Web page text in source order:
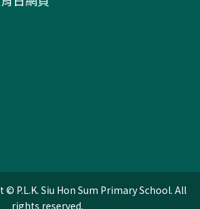
P.L.K. Siu Hon Sum Primary School. All
rights reserved.